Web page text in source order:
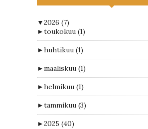
▼2026 (7)
►toukokuu (1)
►huhtikuu (1)
►maaliskuu (1)
►helmikuu (1)
►tammikuu (3)
►2025 (40)